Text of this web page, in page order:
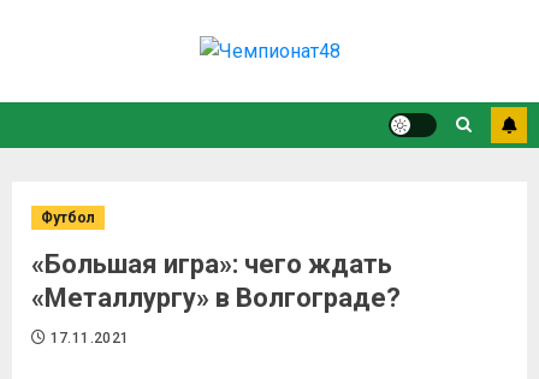
Футбол
«Большая игра»: чего ждать
«Металлургу» в Волгограде?
17.11.2021